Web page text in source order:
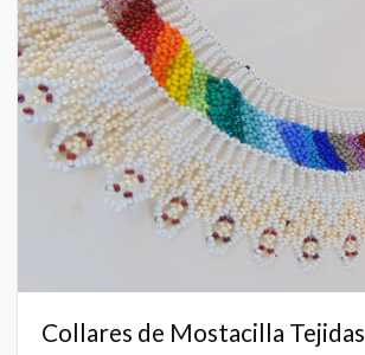
Collares de Mostacilla Tejidas